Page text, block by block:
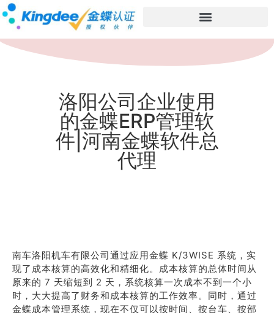
洛阳公司企业使用
的金蝶ERP管理软
件|河南金蝶软件总
代理
南车洛阳机车有限公司通过应用金蝶 K/3WISE 系统，实
现了成本核算的高效化和精细化。成本核算的总体时间从
原来的 7 天缩短到 2 天，系统核算一次成本不到一个小
时，大大提高了财务和成本核算的工作效率。同时，通过
金蝶成本管理系统，现在不仅可以按时间、按台车、按部